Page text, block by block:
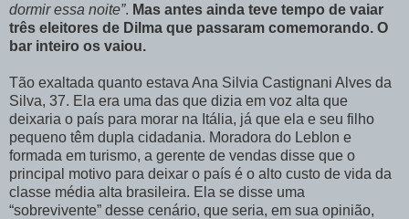
dormir essa noite”. Mas antes ainda teve tempo de vaiar
três eleitores de Dilma que passaram comemorando. O
bar inteiro os vaiou.
Tão exaltada quanto estava Ana Silvia Castignani Alves da
Silva, 37. Ela era uma das que dizia em voz alta que
deixaria o país para morar na Itália, já que ela e seu filho
pequeno têm dupla cidadania. Moradora do Leblon e
formada em turismo, a gerente de vendas disse que o
principal motivo para deixar o país é o alto custo de vida da
classe média alta brasileira. Ela se disse uma
“sobrevivente” desse cenário, que seria, em sua opinião,